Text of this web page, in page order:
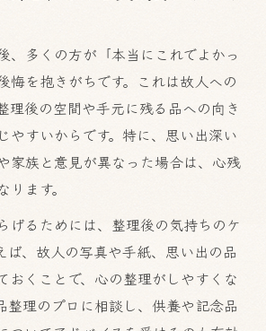
、多くの方が「本当にこれでよかっ
悔を抱きがちです。これは故人への
理後の空間や手元に残る品への向き
やすいからです。特に、思い出深い
家族と意見が異なった場合は、心残
ます。
げるためには、整理後の気持ちのケ
ば、故人の写真や手紙、思い出の品
おくことで、心の整理がしやすくな
整理のプロに相談し、供養や記念品